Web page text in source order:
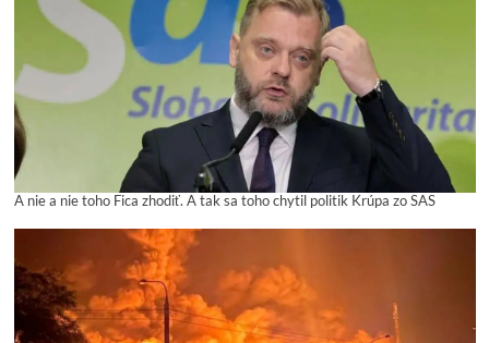
A nie a nie toho Fica zhodiť. A tak sa toho chytil politik Krúpa zo SAS